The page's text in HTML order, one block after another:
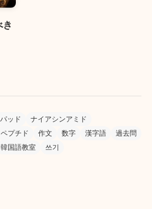
き
ッド
ナイアシンアミド
ペプチド 作文 数字 漢字語
過去問
韓国語教室 쓰기